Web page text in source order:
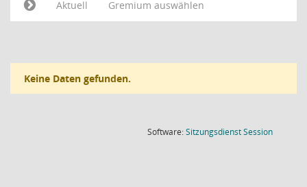
Aktuell
Gremium auswählen
Keine Daten gefunden.
Software:SitzungsdienstSession(Wird in